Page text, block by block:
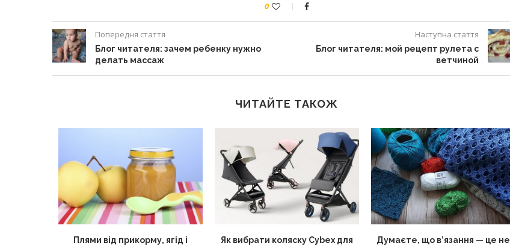
0
Попередня стаття
Блог читателя: зачем ребенку нужно
делать массаж
Наступна стаття
Блог читателя: мой рецепт рулета с
ветчиной
ЧИТАЙТЕ ТАКОЖ
Плями від прикорму, ягід і
Як вибрати коляску Cybex для
Думаєте, що в’язання — це не